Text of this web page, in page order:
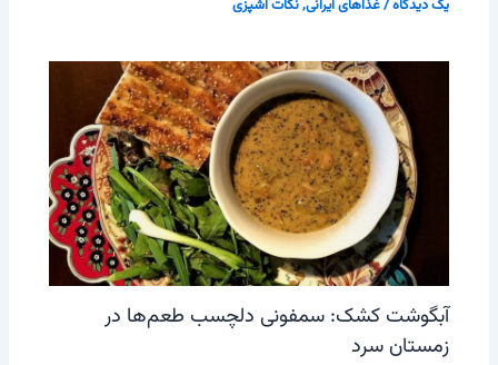
یک دیدگاه/غذاهای ایرانی,نکات آشپزی
آبگوشت کشک: سمفونی دلچسب طعم‌ها در
زمستان سرد